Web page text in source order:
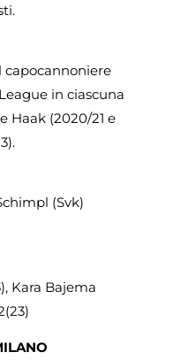
capocannoniere
in ciascuna
Haak (2020/21 e
(Svk)
Kara Bajema